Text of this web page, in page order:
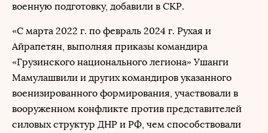
военную подготовку, добавили в СКР.
«С марта 2022 г. по февраль 2024 г. Рухая и
Айрапетян, выполняя приказы командира
«Грузинского национального легиона» Ушанги
Мамулашвили и других командиров указанного
военизированного формирования, участвовали в
вооруженном конфликте против представителей
силовых структур ДНР и РФ, чем способствовали